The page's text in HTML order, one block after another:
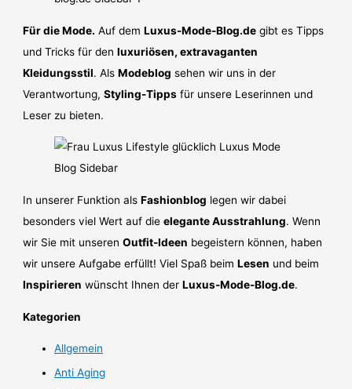
Für die Mode. Auf demLuxus-Mode-Blog.de gibt es Tipps
und Tricks für denluxuriösen, extravaganten
Kleidungsstil. AlsModeblog sehen wir uns in der
Verantwortung,Styling-Tipps für unsere Leserinnen und
Leser zu bieten.
In unserer Funktion alsFashionblog legen wir dabei
besonders viel Wert auf dieelegante Ausstrahlung. Wenn
wir Sie mit unserenOutfit-Ideen begeistern können, haben
wir unsere Aufgabe erfüllt! Viel Spaß beimLesen und beim
Inspirieren wünscht Ihnen derLuxus-Mode-Blog.de.
Kategorien
Allgemein
Anti Aging